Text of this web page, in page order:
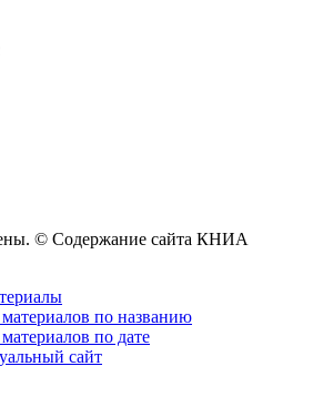
© Содержание сайта КНИА
по названию
по дате
сайт